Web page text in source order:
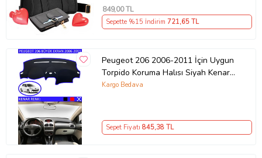
849,00 TL
Sepette %15 İndirim 721,65 TL
Peugeot 206 2006-2011 İçin Uygun
Torpido Koruma Halısı Siyah Kenar
Renk Mavi
Kargo Bedava
Sepet Fiyatı 845,38 TL